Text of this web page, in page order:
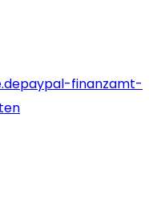
finanzamt-